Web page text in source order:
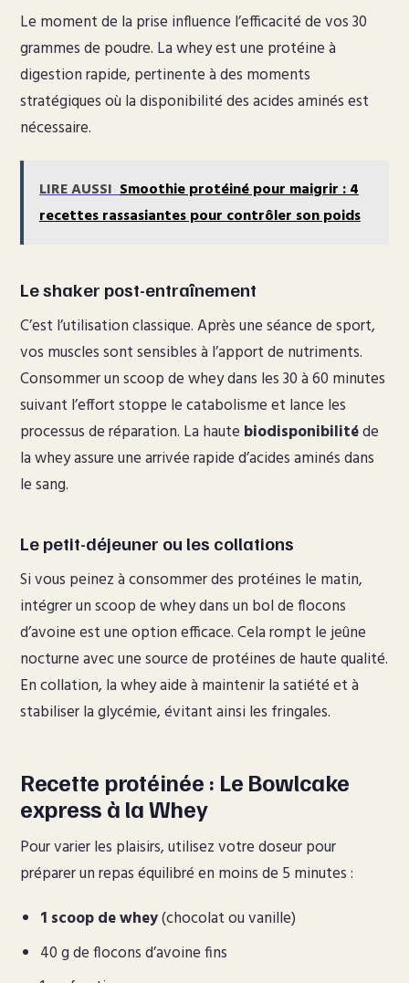
Le moment de la prise influence l’efficacité de vos 30
grammes de poudre. La whey est une protéine à
digestion rapide, pertinente à des moments
stratégiques où la disponibilité des acides aminés est
nécessaire.
LIRE AUSSI Smoothie protéiné pour maigrir : 4
recettes rassasiantes pour contrôler son poids
Le shaker post-entraînement
C’est l’utilisation classique. Après une séance de sport,
vos muscles sont sensibles à l’apport de nutriments.
Consommer un scoop de whey dans les 30 à 60 minutes
suivant l’effort stoppe le catabolisme et lance les
processus de réparation. La haute biodisponibilitéde
la whey assure une arrivée rapide d’acides aminés dans
le sang.
Le petit-déjeuner ou les collations
Si vous peinez à consommer des protéines le matin,
intégrer un scoop de whey dans un bol de flocons
d’avoine est une option efficace. Cela rompt le jeûne
nocturne avec une source de protéines de haute qualité.
En collation, la whey aide à maintenir la satiété et à
stabiliser la glycémie, évitant ainsi les fringales.
Recette protéinée : Le Bowlcake
express à la Whey
Pour varier les plaisirs, utilisez votre doseur pour
préparer un repas équilibré en moins de 5 minutes :
1 scoop de whey(chocolat ou vanille)
40 g de flocons d’avoine fins